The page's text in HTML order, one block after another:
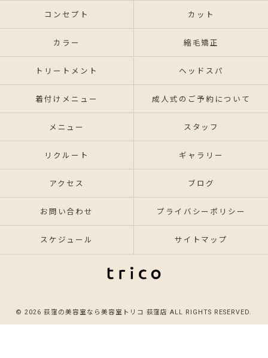
コンセプト カット
カラー 縮毛矯正
トリートメント ヘッドスパ
着付けメニュー 成人式のご予約について
メニュー スタッフ
リクルート ギャラリー
アクセス ブログ
お問い合わせ プライバシーポリシー
スケジュール サイトマップ
© 2026 荻窪の美容室なら美容室トリコ 荻窪店 ALL RIGHTS RESERVED.